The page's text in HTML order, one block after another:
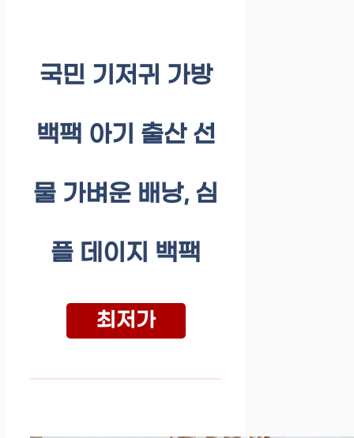
국민 기저귀 가방
백팩 아기 출산 선
물 가벼운 배낭, 심
플 데이지 백팩
최저가